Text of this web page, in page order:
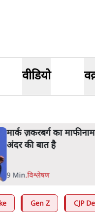
वीडियो
मार्क ज़करबर्ग का
अंदर की बात है
9 Min.विश्लेषण
Gen Z CJP